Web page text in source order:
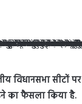
विधानसभा सीटों
का फैसला किया है.